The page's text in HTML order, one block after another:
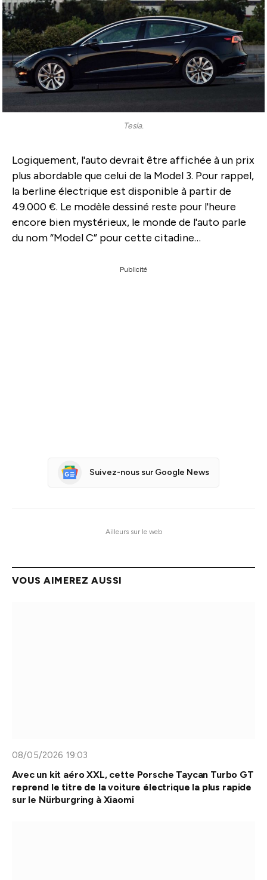
Tesla.
Logiquement, l'auto devrait être affichée à un prix
plus abordable que celui de la Model 3. Pour rappel,
la berline électrique est disponible à partir de
49.000 €. Le modèle dessiné reste pour l'heure
encore bien mystérieux, le monde de l'auto parle
du nom “Model C” pour cette citadine…
Publicité
Suivez-nous sur Google News
Ailleurs sur le web
VOUS AIMEREZ AUSSI
08/05/2026 19:03
Avec un kit aéro XXL, cette Porsche Taycan Turbo GT
reprend le titre de la voiture électrique la plus rapide
sur le Nürburgring à Xiaomi